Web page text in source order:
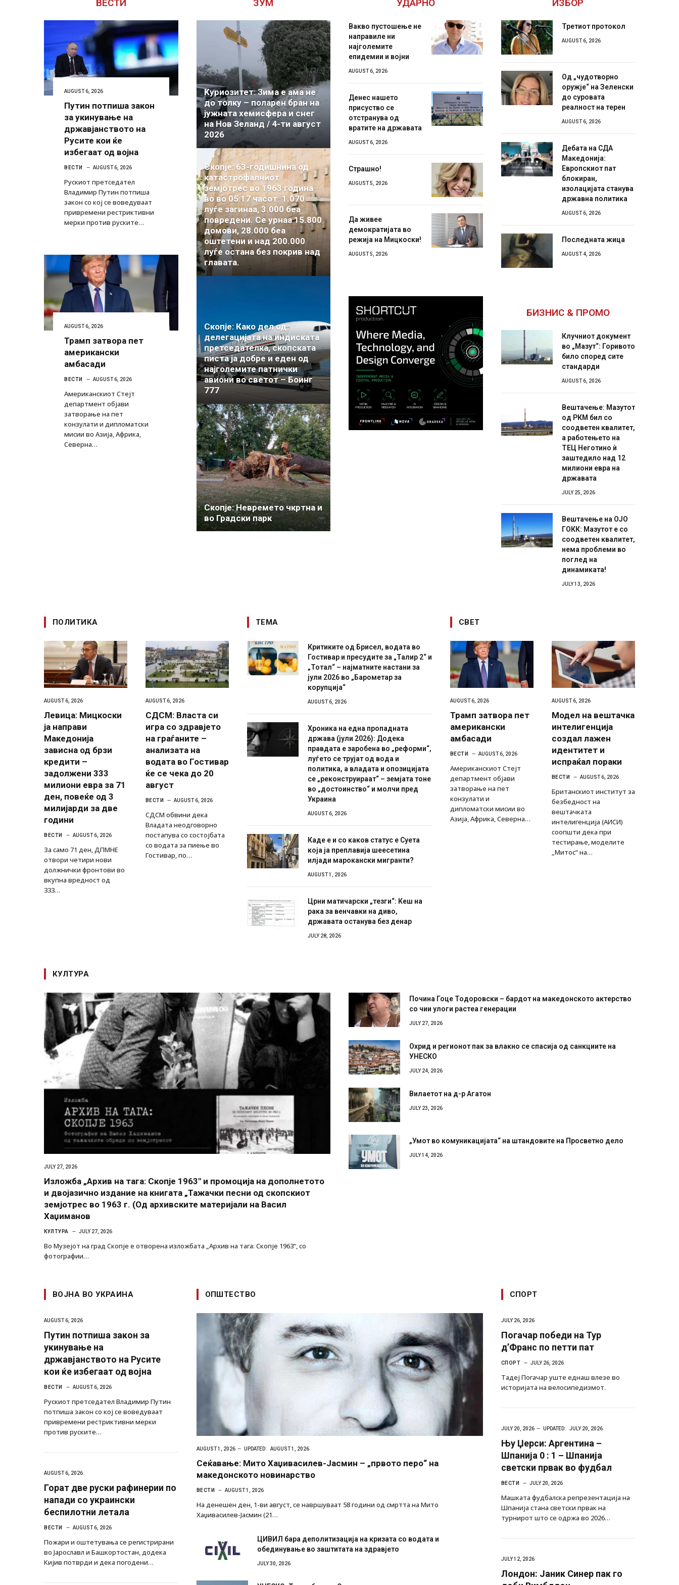
ВЕСТИ
AUGUST 6, 2026
Путин потпиша закон
за укинување на
државјанството на
Русите кои ќе
избегаат од војна
ВЕСТИ AUGUST 6, 2026
Рускиот претседател
Владимир Путин потпиша
закон со кој се воведуваат
привремени рестриктивни
мерки против руските…
AUGUST 6, 2026
Трамп затвора пет
американски
амбасади
ВЕСТИ AUGUST 6, 2026
Американскиот Стејт
департмент објави
затворање на пет
конзулати и дипломатски
мисии во Азија, Африка,
Северна…
ЗУМ
Куриозитет: Зима е ама не
до толку – поларен бран на
јужната хемисфера и снег
на Нов Зеланд / 4-ти август
2026
Скопје: 63-годишнина од
катастрофалниот
земјотрес во 1963 година
во во 05:17 часот. 1.070
луѓе загинаа, 3.000 беа
повредени. Се урнаа 15.800
домови, 28.000 беа
оштетени и над 200.000
луѓе остана без покрив над
главата.
Скопје: Како дел од
делегацијата на индиската
претседателка, скопската
писта ја добре и еден од
најголемите патнички
авиони во светот – Боинг
777
Скопје: Невремето чкртна и
во Градски парк
УДАРНО
Вакво пустошење не
направиле ни
најголемите
епидемии и војни
AUGUST 6, 2026
Денес нашето
присуство се
отстранува од
вратите на државата
AUGUST 6, 2026
Страшно!
AUGUST 5, 2026
Да живее
демократијата во
режија на Мицкоски!
AUGUST 5, 2026
ИЗБОР
Третиот протокол
AUGUST 6, 2026
Од „чудотворно
оружје“ на Зеленски
до суровата
реалност на терен
AUGUST 6, 2026
Дебата на СДА
Македонија:
Европскиот пат
блокиран,
изолацијата станува
државна политика
AUGUST 6, 2026
Последната жица
AUGUST 4, 2026
БИЗНИС & ПРОМО
Клучниот документ
во „Мазут“: Горивото
било според сите
стандарди
AUGUST 6, 2026
Вештачење: Мазутот
од РКМ бил со
соодветен квалитет,
а работењето на
ТЕЦ Неготино ѝ
заштедило над 12
милиони евра на
државата
JULY 25, 2026
Вештачење на ОЈО
ГОКК: Мазутот е со
соодветен квалитет,
нема проблеми во
поглед на
динамиката!
JULY 13, 2026
ПОЛИТИКА
AUGUST 6, 2026
Левица: Мицкоски
ја направи
Македонија
зависна од брзи
кредити –
задолжени 333
милиони евра за 71
ден, повеќе од 3
милијарди за две
години
ВЕСТИ AUGUST 6, 2026
За само 71 ден, ДПМНЕ
отвори четири нови
должнички фронтови во
вкупна вредност од
333…
AUGUST 6, 2026
СДСМ: Власта си
игра со здравјето
на граѓаните –
анализата на
водата во Гостивар
ќе се чека до 20
август
ВЕСТИ AUGUST 6, 2026
СДСМ обвини дека
Владата неодговорно
постапува со состојбата
со водата за пиење во
Гостивар, по…
ТЕМА
Критиките од Брисел, водата во
Гостивар и пресудите за „Талир 2“ и
„Тотал“ – најматните настани за
јули 2026 во „Барометар за
корупција“
AUGUST 6, 2026
Хроника на една пропадната
држава (јули 2026): Додека
правдата е заробена во „реформи“,
луѓето се трујат од вода и
политика, а владата и опозицијата
се „реконструираат“ – земјата тоне
во „достоинство“ и молчи пред
Украина
AUGUST 6, 2026
Каде е и со каков статус е Суета
која ја преплавија шеесетина
илјади марокански мигранти?
AUGUST 1, 2026
Црни матичарски „тезги“: Кеш на
рака за венчавки на диво,
државата останува без денар
JULY 28, 2026
СВЕТ
AUGUST 6, 2026
Трамп затвора пет
американски
амбасади
ВЕСТИ AUGUST 6, 2026
Американскиот Стејт
департмент објави
затворање на пет
конзулати и
дипломатски мисии во
Азија, Африка, Северна…
AUGUST 6, 2026
Модел на вештачка
интелигенција
создал лажен
идентитет и
испраќал пораки
ВЕСТИ AUGUST 6, 2026
Британскиот институт за
безбедност на
вештачката
интелигенција (АИСИ)
соопшти дека при
тестирање, моделите
„Митос“ на…
КУЛТУРА
JULY 27, 2026
Изложба „Архив на тага: Скопје 1963″ и промоција на дополнетото
и двојазично издание на книгата „Тажачки песни од скопскиот
земјотрес во 1963 г. (Од архивските материјали на Васил
Хаџиманов
КУЛТУРА JULY 27, 2026
Во Музејот на град Скопје е отворена изложбата „Архив на тага: Скопје 1963“, со
фотографии…
Почина Гоце Тодоровски – бардот на македонското актерство
со чии улоги растеа генерации
JULY 27, 2026
Охрид и регионот пак за влакно се спасија од санкциите на
УНЕСКО
JULY 24, 2026
Вилаетот на д-р Агатон
JULY 23, 2026
„Умот во комуникацијата“ на штандовите на Просветно дело
JULY 14, 2026
ВОЈНА ВО УКРАИНА
AUGUST 6, 2026
Путин потпиша закон за
укинување на
државјанството на Русите
кои ќе избегаат од војна
ВЕСТИ AUGUST 6, 2026
Рускиот претседател Владимир Путин
потпиша закон со кој се воведуваат
привремени рестриктивни мерки
против руските…
AUGUST 6, 2026
Горат две руски рафинерии по
напади со украински
беспилотни летала
ВЕСТИ AUGUST 6, 2026
Пожари и оштетувања се регистрирани
во Јарославл и Башкортостан, додека
Кијив потврди и дека погодени…
ОПШТЕСТВО
AUGUST 1, 2026 UPDATED: AUGUST 1, 2026
Сеќавање: Мито Хаџивасилев-Јасмин – „првото перо“ на
македонското новинарство
ВЕСТИ AUGUST 1, 2026
На денешен ден, 1-ви август, се навршуваат 58 години од смртта на Мито
Хаџивасилев-Јасмин (21…
ЦИВИЛ бара деполитизација на кризата со водата и
обединување во заштитата на здравјето
JULY 30, 2026
СПОРТ
JULY 26, 2026
Погачар победи на Тур
д’Франс по петти пат
СПОРТ JULY 26, 2026
Тадеј Погачар уште еднаш влезе во
историјата на велосипедизмот.
JULY 20, 2026 UPDATED: JULY 20, 2026
Њу Џерси: Аргентина –
Шпанија 0 : 1 – Шпанија
светски првак во фудбал
ВЕСТИ JULY 20, 2026
Машката фудбалска репрезентација на
Шпанија стана светски првак на
турнирот што се одржа во 2026…
JULY 12, 2026
Лондон: Јаник Синер пак го